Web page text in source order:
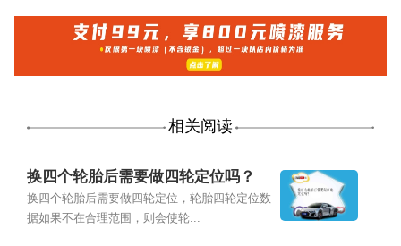
相关阅读
换四个轮胎后需要做四轮定位吗？
换四个轮胎后需要做四轮定位，轮胎四轮定位数
据如果不在合理范围，则会使轮...